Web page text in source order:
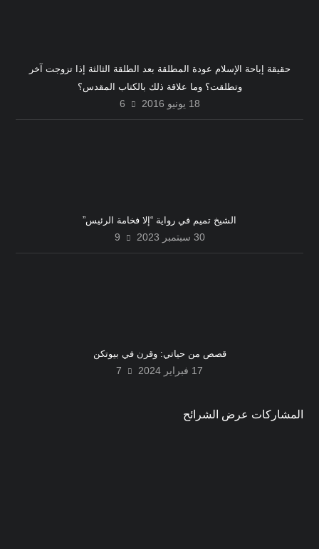
حقيقة إباحة الإسلام عودة المطلقة بعد الطلقة الثالثة إذا تزوجت آخر
وتطلقت؟ وما علاقة ذلك بالكتاب المقدس؟
18 يونيو 2016 6
الشيخ تميم في رواية “إلا فخامة الرئيس”
30 سبتمبر 2023 9
قصص من حياتي: وقرن في بيوتكن
17 فبراير 2024 7
المشاركات عرض الشرائح